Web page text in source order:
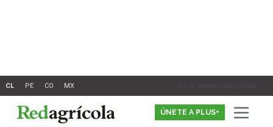
Inicia Sesión o Registrate
ÚNETE A PLUS+